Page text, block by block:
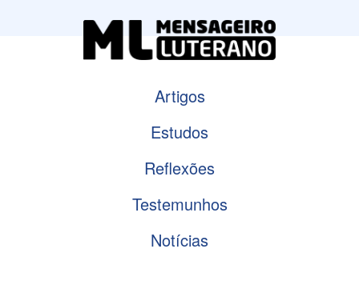
Artigos
Estudos
Reflexões
Testemunhos
Notícias